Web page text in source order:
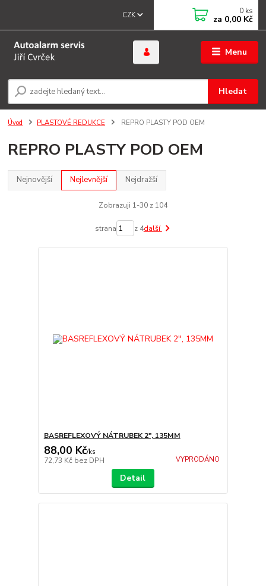
Menu
CZK
Hledat
0 ks
za 0,00 Kč
Úvod PLASTOVÉ REDUKCE REPRO PLASTY POD OEM
REPRO PLASTY POD OEM
Nejnovější Nejlevnější Nejdražší
Zobrazuji 1-30 z 104
strana z 4další
BASREFLEXOVÝ NÁTRUBEK 2", 135MM
88,00 Kč/ks
72,73 Kč bez DPH VYPRODÁNO
Detail